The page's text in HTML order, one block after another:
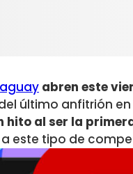
abren este
último anfitrión
hito al ser la
este tipo de